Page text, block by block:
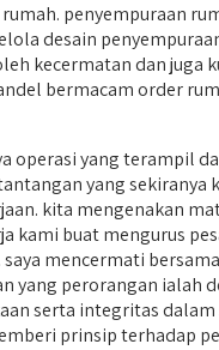
penyempuraan
desain
kecermatan dan juga
bermacam order
operasi yang terampil
yang sekiranya
kita mengenakan
buat mengurus
mencermati
yang perorangan
serta integritas
prinsip terhadap